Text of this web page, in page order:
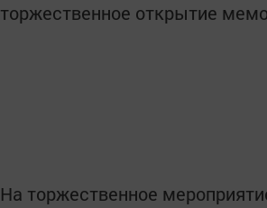
торжественное открытие
На торжественное